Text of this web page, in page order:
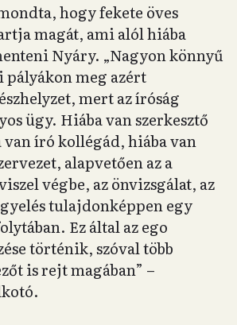
hogy fekete öves
magát, ami alól hiába
Nyáry. „Nagyon könnyű
pályákon meg azért
mert az íróság
ügy. Hiába van szerkesztő
író kollégád, hiába van
alapvetően az a
végbe, az önvizsgálat, az
tulajdonképpen egy
Ez által az ego
történik, szóval több
is rejt magában” –